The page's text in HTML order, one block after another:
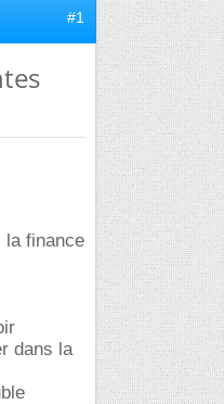
#1
la finance
dans la